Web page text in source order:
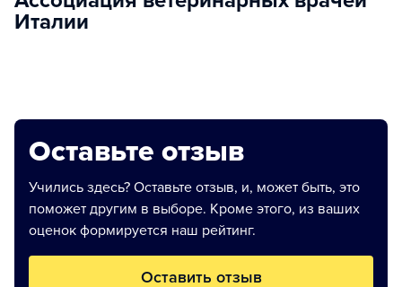
Италии
Оставьте отзыв
Учились здесь? Оставьте отзыв, и, может быть, это
поможет другим в выборе. Кроме этого, из ваших
оценок формируется наш рейтинг.
Оставить отзыв